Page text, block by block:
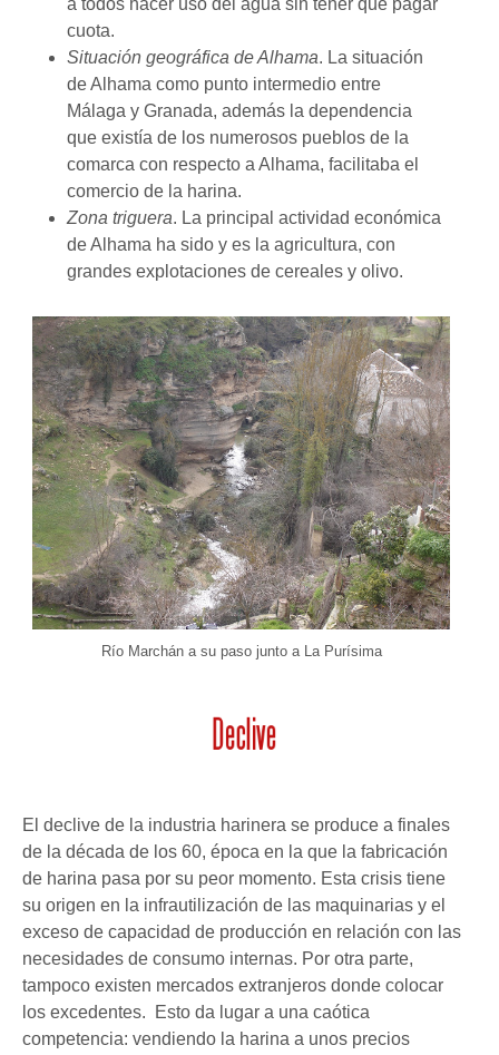
cuota.
Situación geográfica de Alhama. La situación
de Alhama como punto intermedio entre
Málaga y Granada, además la dependencia
que existía de los numerosos pueblos de la
comarca con respecto a Alhama, facilitaba el
comercio de la harina.
Zona triguera. La principal actividad económica
de Alhama ha sido y es la agricultura, con
grandes explotaciones de cereales y olivo.
Río Marchán a su paso junto a La Purísima
El declive de la industria harinera se produce a finales
de la década de los 60, época en la que la fabricación
de harina pasa por su peor momento. Esta crisis tiene
su origen en la infrautilización de las maquinarias y el
exceso de capacidad de producción en relación con las
necesidades de consumo internas. Por otra parte,
tampoco existen mercados extranjeros donde colocar
los excedentes. Esto da lugar a una caótica
competencia: vendiendo la harina a unos precios